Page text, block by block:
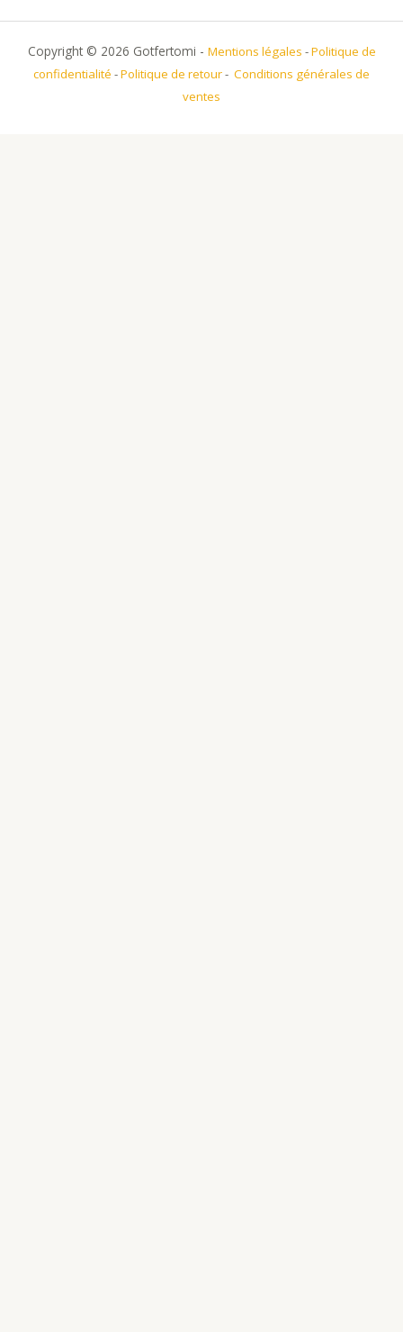
Copyright © 2026 Gotfertomi - Mentions légales -Politique de
confidentialité -Politique de retour- Conditions générales de
ventes